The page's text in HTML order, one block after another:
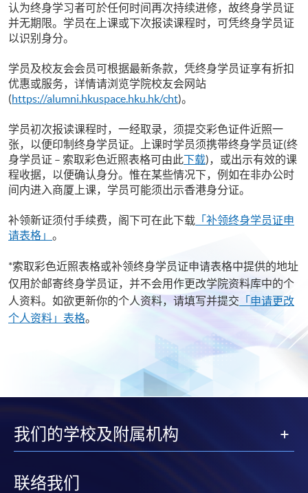
认为终身学习者可於任何时间再次持续进修，故终身学员证
并无期限。学员在上课或下次报读课程时，可凭终身学员证
以识别身分。
学员及校友会会员可根据最新条款，凭终身学员证享有折扣
优惠或服务，详情请浏览学院校友会网站
(https://alumni.hkuspace.hku.hk/cht)。
学员初次报读课程时，一经取录，须提交彩色证件近照一
张，以便印制终身学员证。上课时学员须携带终身学员证(终
身学员证 – 索取彩色近照表格可由此下载)，或出示有效的课
程收据，以便确认身分。惟在某些情况下，例如在非办公时
间内进入商厦上课，学员可能须出示香港身分证。
补领新证须付手续费，阁下可在此下载 「补领终身学员证申
请表格」 。
*索取彩色近照表格或补领终身学员证申请表格中提供的地址
仅用於邮寄终身学员证，并不会用作更改学院资料库中的个
人资料。如欲更新你的个人资料，请填写并提交 「申请更改
个人资料」表格。
我们的学校及附属机构
联络我们